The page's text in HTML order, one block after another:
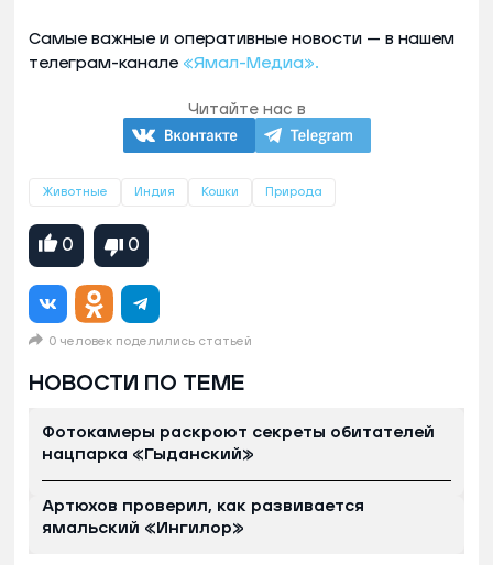
Самые важные и оперативные новости — в нашем
телеграм-канале «Ямал-Медиа».
Читайте нас в
Животные Индия Кошки Природа
0 0
0 человек поделились статьей
НОВОСТИ ПО ТЕМЕ
Фотокамеры раскроют секреты обитателей
нацпарка «Гыданский»
Артюхов проверил, как развивается
ямальский «Ингилор»